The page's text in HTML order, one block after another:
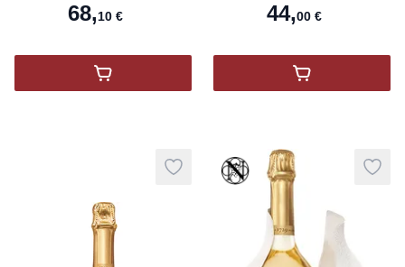
68,10 €
,Champagne Henriot Blanc de Blancs
44,00 €
,Champagne
Add to wishlist
Vinothèque
Add